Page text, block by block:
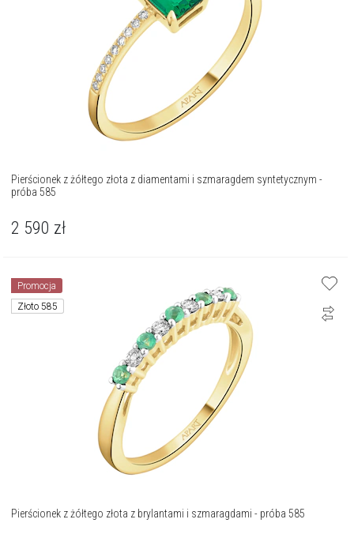
Pierścionek z żółtego złota z diamentami i szmaragdem syntetycznym -
próba 585
2 590 zł
Promocja
Złoto 585
Pierścionek z żółtego złota z brylantami i szmaragdami - próba 585